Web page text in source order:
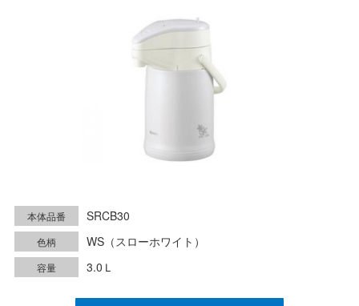
本体品番 SRCB30
色柄 WS（スローホワイト）
容量 3.0Ｌ